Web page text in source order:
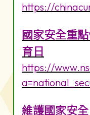
https://
國家安全重
育日
https://
維護國家安